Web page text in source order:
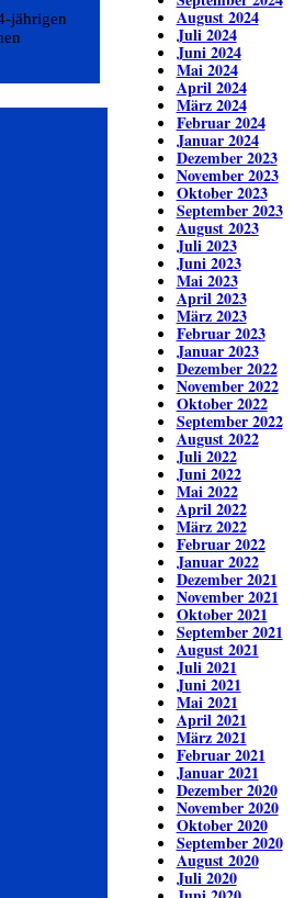
jährigen
August 2024
Juli 2024
Juni 2024
Mai 2024
April 2024
März 2024
Februar 2024
Januar 2024
Dezember 2023
November 2023
Oktober 2023
September 2023
August 2023
Juli 2023
Juni 2023
Mai 2023
April 2023
März 2023
Februar 2023
Januar 2023
Dezember 2022
November 2022
Oktober 2022
September 2022
August 2022
Juli 2022
Juni 2022
Mai 2022
April 2022
März 2022
Februar 2022
Januar 2022
Dezember 2021
November 2021
Oktober 2021
September 2021
August 2021
Juli 2021
Juni 2021
Mai 2021
April 2021
März 2021
Februar 2021
Januar 2021
Dezember 2020
November 2020
Oktober 2020
September 2020
August 2020
Juli 2020